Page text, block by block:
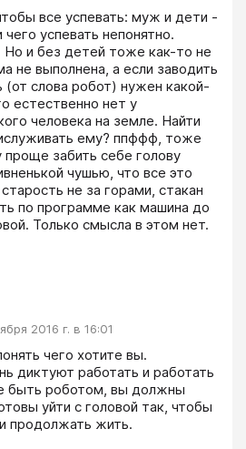
все успевать: муж и дети -
успевать непонятно.
и без детей тоже как-то не
не выполнена, а если заводить
(от слова робот) нужен какой-
естественно нет у
человека на земле. Найти
ему? ппффф, тоже
проще забить себе голову
чушью, что все это
не за горами, стакан
по программе как машина до
Только смысла в этом нет.
2016 г. в 16:01
чего хотите вы.
диктуют работать и работать
быть роботом, вы должны
уйти с головой так, чтобы
продолжать жить.